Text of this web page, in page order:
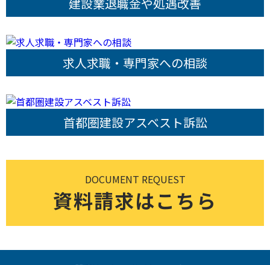
求人求職・専門家への相談
首都圏建設アスベスト訴訟
DOCUMENT REQUEST
資料請求はこちら